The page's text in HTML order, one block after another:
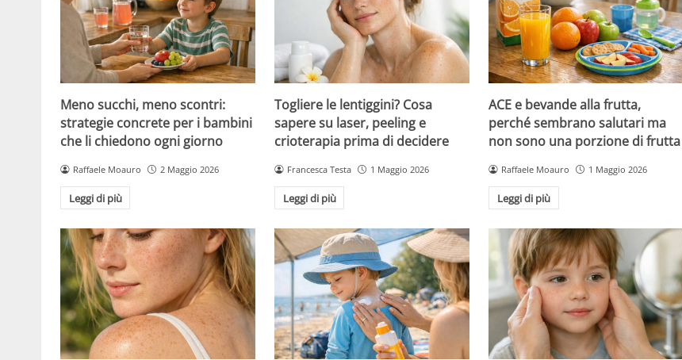
Meno succhi, meno scontri:
strategie concrete per i bambini
che li chiedono ogni giorno
Raffaele Moauro 2 Maggio 2026
Leggi di più
Togliere le lentiggini? Cosa
sapere su laser, peeling e
crioterapia prima di decidere
Francesca Testa 1 Maggio 2026
Leggi di più
ACE e bevande alla frutta,
perché sembrano salutari ma
non sono una porzione di frutta
Raffaele Moauro 1 Maggio 2026
Leggi di più